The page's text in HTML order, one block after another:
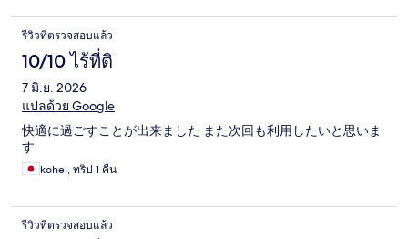
รีวิวที่ตรวจสอบแล้ว
10/10 ไร้ที่ติ
7 มิ.ย. 2026
แปลด้วย Google
快適に過ごすことが出来ました また次回も利用したいと思いま
す
kohei, ทริป 1 คืน
รีวิวที่ตรวจสอบแล้ว